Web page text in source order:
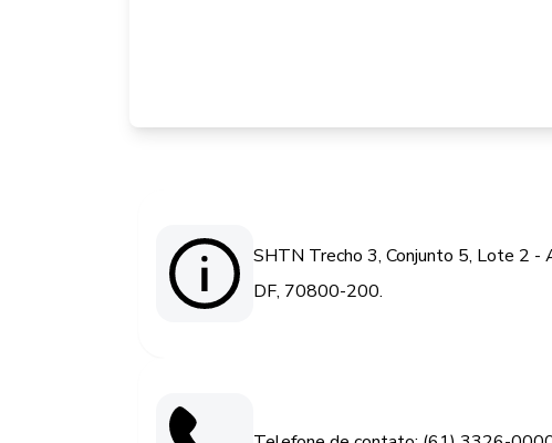
SHTN Trecho 3, Conjunto 5, Lote 2 -
DF, 70800-200.